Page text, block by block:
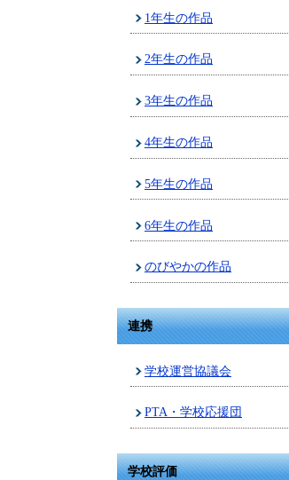
1年生の作品
2年生の作品
3年生の作品
4年生の作品
5年生の作品
6年生の作品
のびやかの作品
連携
学校運営協議会
PTA・学校応援団
学校評価